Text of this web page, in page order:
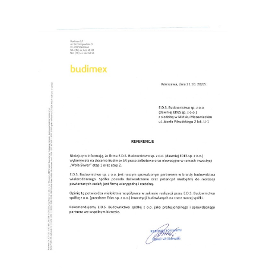
SGI Sp. z o.o. (2024)